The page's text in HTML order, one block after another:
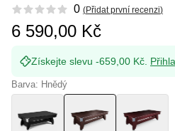
Reviews 0 (Přidat první recenzi)
6 590,00 Kč
Získejte slevu -659,00 Kč.
Barva: Hnědý